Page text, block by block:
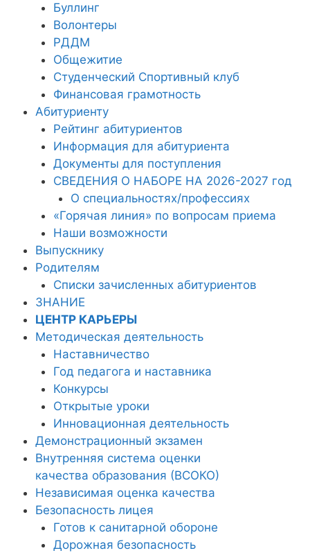
Буллинг
Волонтеры
РДДМ
Общежитие
Студенческий Спортивный клуб
Финансовая грамотность
Абитуриенту
Рейтинг абитуриентов
Информация для абитуриента
Документы для поступления
СВЕДЕНИЯ О НАБОРЕ НА 2026-2027 год
О специальностях/профессиях
«Горячая линия» по вопросам приема
Наши возможности
Выпускнику
Родителям
Списки зачисленных абитуриентов
ЗНАНИЕ
ЦЕНТР КАРЬЕРЫ
Методическая деятельность
Наставничество
Год педагога и наставника
Конкурсы
Открытые уроки
Инновационная деятельность
Демонстрационный экзамен
Внутренняя система оценки
качества образования (ВСОКО)
Независимая оценка качества
Безопасность лицея
Готов к санитарной обороне
Дорожная безопасность